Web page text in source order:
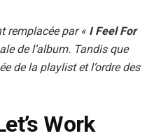
remplacée par « I Feel For
de l’album. Tandis que
de la playlist et l’ordre des
Work